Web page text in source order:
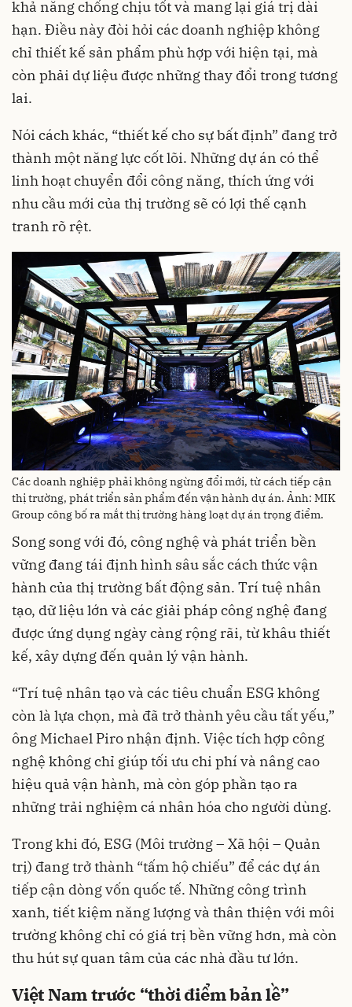
khả năng chống chịu tốt và mang lại giá trị dài
hạn. Điều này đòi hỏi các doanh nghiệp không
chỉ thiết kế sản phẩm phù hợp với hiện tại, mà
còn phải dự liệu được những thay đổi trong tương
lai.
Nói cách khác, “thiết kế cho sự bất định” đang trở
thành một năng lực cốt lõi. Những dự án có thể
linh hoạt chuyển đổi công năng, thích ứng với
nhu cầu mới của thị trường sẽ có lợi thế cạnh
tranh rõ rệt.
Các doanh nghiệp phải không ngừng đổi mới, từ cách tiếp cận
thị trường, phát triển sản phẩm đến vận hành dự án. Ảnh: MIK
Group công bố ra mắt thị trường hàng loạt dự án trọng điểm.
Song song với đó, công nghệ và phát triển bền
vững đang tái định hình sâu sắc cách thức vận
hành của thị trường bất động sản. Trí tuệ nhân
tạo, dữ liệu lớn và các giải pháp công nghệ đang
được ứng dụng ngày càng rộng rãi, từ khâu thiết
kế, xây dựng đến quản lý vận hành.
“Trí tuệ nhân tạo và các tiêu chuẩn ESG không
còn là lựa chọn, mà đã trở thành yêu cầu tất yếu,”
ông Michael Piro nhận định. Việc tích hợp công
nghệ không chỉ giúp tối ưu chi phí và nâng cao
hiệu quả vận hành, mà còn góp phần tạo ra
những trải nghiệm cá nhân hóa cho người dùng.
Trong khi đó, ESG (Môi trường – Xã hội – Quản
trị) đang trở thành “tấm hộ chiếu” để các dự án
tiếp cận dòng vốn quốc tế. Những công trình
xanh, tiết kiệm năng lượng và thân thiện với môi
trường không chỉ có giá trị bền vững hơn, mà còn
thu hút sự quan tâm của các nhà đầu tư lớn.
Việt Nam trước “thời điểm bản lề”